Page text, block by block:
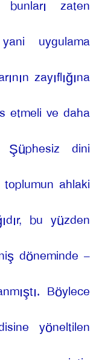
zaten
uygulama
zayıflığına
etmeli ve daha
Şüphesiz dini
toplumun ahlaki
bu yüzden
döneminde –
Böylece
yöneltilen